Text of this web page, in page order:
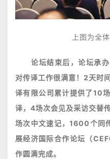
上图为全
论坛结束后，论坛承
对传译工作很满意！2天时
译有限公司累计提供了10
译，4场次会见及采访交替
场次中文速记，1600个同
展经济国际合作论坛（
作圆满完成。